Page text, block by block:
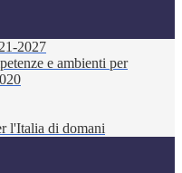
2027
e ambienti per
l'Italia di domani